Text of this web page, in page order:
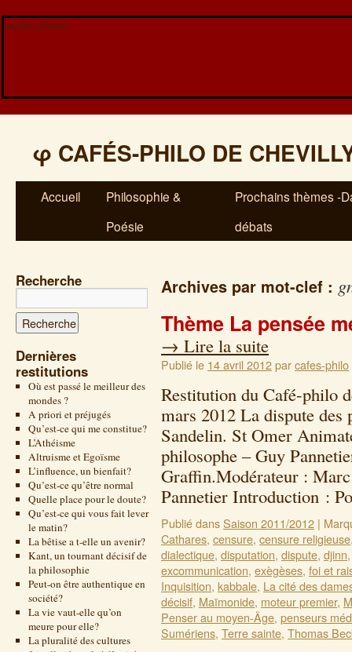
Veuillez patienter...
φ CAFÉS-PHILO DE
Accueil
Philosophie &
Poésie
Prochains thèmes -
débats
Recherche
Dernières
restitutions
Où est passé le meilleur des
mondes ?
A priori et préjugés
Qu’est-ce qui me constitue?
L’Athéisme
Altruisme et Egoïsme
L’influence, un bienfait?
Qu’est-ce qu’être normal
Quelle place pour le doute?
Qu’est-ce qui vous fait lever
le matin?
La bêtise a t-elle un avenir?
Kant, un tournant décisif de
la philosophie
Peut-on être authentique en
société?
La vie vaut-elle qu’on
meure pour elle?
La pluralité des cultures
Archives par mot-clef :
Thème La pensée
→ Lire la suite
Publié le 14 avril 2012parcafes-philo
Restitution du Café-philo
mars 2012 La dispute des
Sandelin. St Omer
philosophe – Guy
Graffin.Modérateur :
Pannetier Introduction :
Publié dansSaison 2011/2012 |
Cathares, censure, censure religieuse
dialectique, disputation, dispute, djinn
excommunication, exègèses, foi et
Inquisition, kabbale, La cité des
décisif, Maïmonide, moteur premier,
Penser au moyen-Äge, penseurs
Sumériens, Terre sainte, Thomas